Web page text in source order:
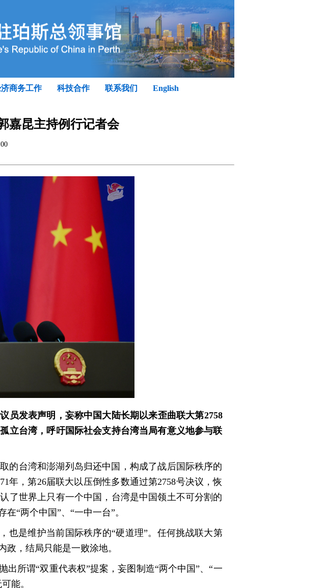
商务工作 科技合作 联系我们 English
嘉昆主持例行记者会
员发表声明，妄称中国大陆长期以来歪曲联大第2758
立台湾，呼吁国际社会支持台湾当局有意义地参与联
的台湾和澎湖列岛归还中国，构成了战后国际秩序的
年，第26届联大以压倒性多数通过第2758号决议，恢
了世界上只有一个中国，台湾是中国领土不可分割的
“两个中国”、“一中一台”。
也是维护当前国际秩序的“硬道理”。任何挑战联大第
，结局只能是一败涂地。
所谓“双重代表权”提案，妄图制造“两个中国”、“一
能。